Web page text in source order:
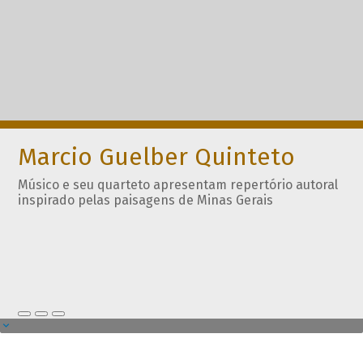
Marcio Guelber Quinteto
Músico e seu quarteto apresentam repertório autoral
inspirado pelas paisagens de Minas Gerais